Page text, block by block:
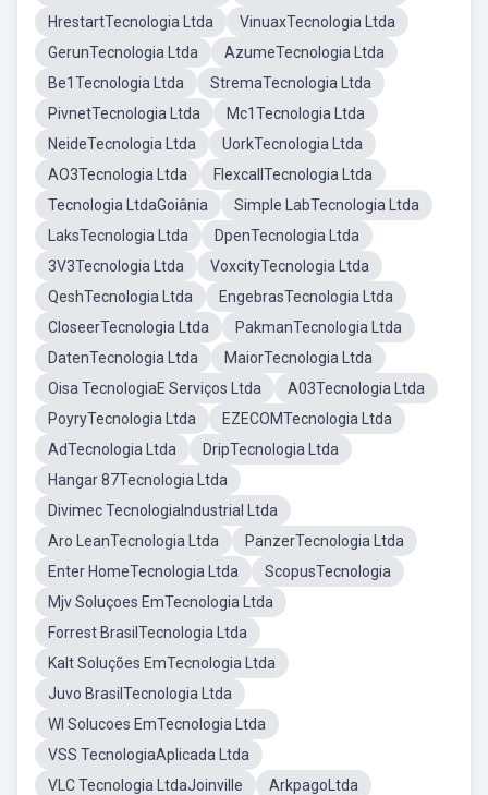
HrestartTecnologia Ltda
VinuaxTecnologia Ltda
GerunTecnologia Ltda
AzumeTecnologia Ltda
Be1Tecnologia Ltda
StremaTecnologia Ltda
PivnetTecnologia Ltda
Mc1Tecnologia Ltda
NeideTecnologia Ltda
UorkTecnologia Ltda
AO3Tecnologia Ltda
FlexcallTecnologia Ltda
Tecnologia LtdaGoiânia
Simple LabTecnologia Ltda
LaksTecnologia Ltda
DpenTecnologia Ltda
3V3Tecnologia Ltda
VoxcityTecnologia Ltda
QeshTecnologia Ltda
EngebrasTecnologia Ltda
CloseerTecnologia Ltda
PakmanTecnologia Ltda
DatenTecnologia Ltda
MaiorTecnologia Ltda
Oisa TecnologiaE Serviços Ltda
A03Tecnologia Ltda
PoyryTecnologia Ltda
EZECOMTecnologia Ltda
AdTecnologia Ltda
DripTecnologia Ltda
Hangar 87Tecnologia Ltda
Divimec TecnologiaIndustrial Ltda
Aro LeanTecnologia Ltda
PanzerTecnologia Ltda
Enter HomeTecnologia Ltda
ScopusTecnologia
Mjv Soluçoes EmTecnologia Ltda
Forrest BrasilTecnologia Ltda
Kalt Soluções EmTecnologia Ltda
Juvo BrasilTecnologia Ltda
WI Solucoes EmTecnologia Ltda
VSS TecnologiaAplicada Ltda
VLC Tecnologia LtdaJoinville
ArkpagoLtda